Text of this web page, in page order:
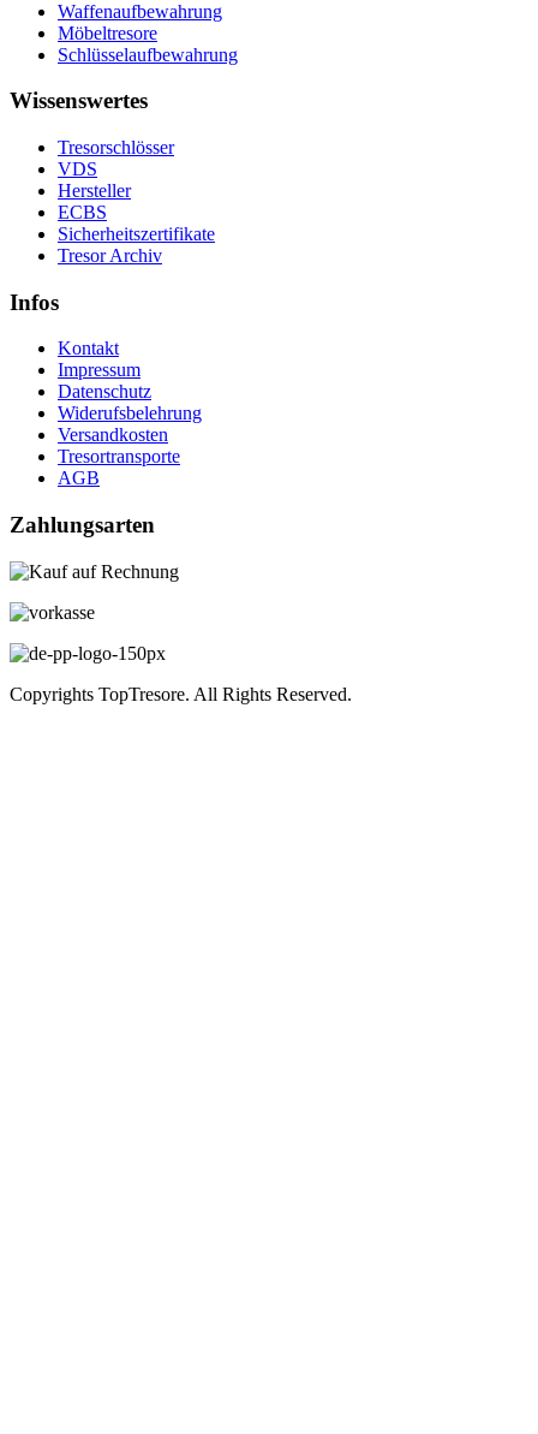
Waffenaufbewahrung
Möbeltresore
Schlüsselaufbewahrung
Wissenswertes
Tresorschlösser
VDS
Hersteller
ECBS
Sicherheitszertifikate
Tresor Archiv
Infos
Kontakt
Impressum
Datenschutz
Widerufsbelehrung
Versandkosten
Tresortransporte
AGB
Zahlungsarten
Copyrights TopTresore. All Rights Reserved.